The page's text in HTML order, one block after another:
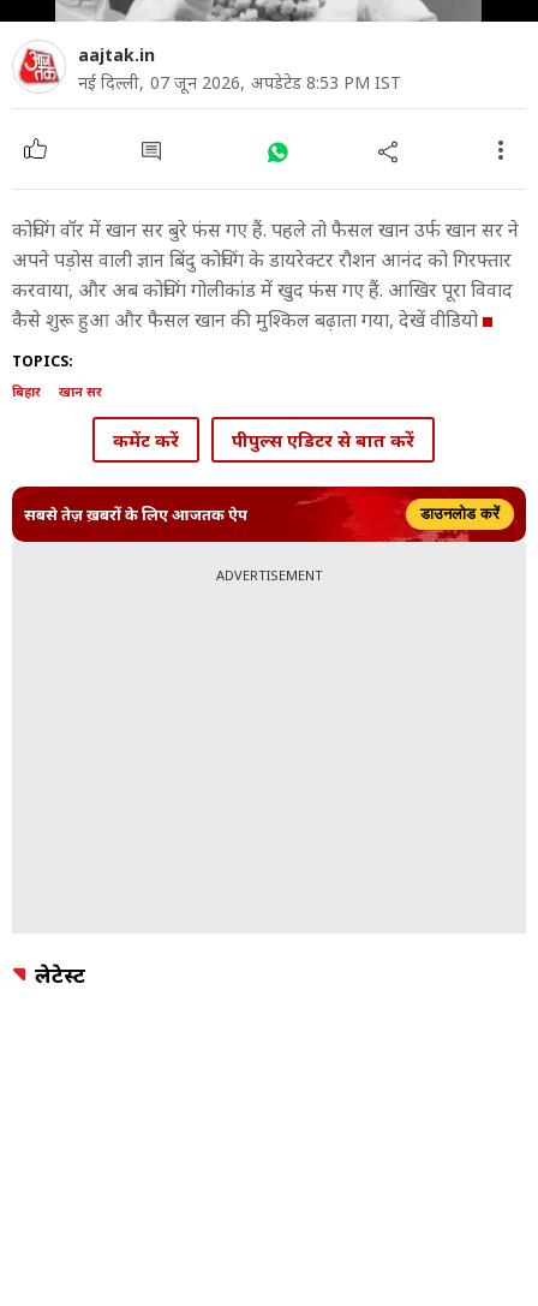
aajtak.in
नई दिल्ली, 07 जून 2026, अपडेटेड 8:53 PM IST
कोचिंग वॉर में खान सर बुरे फंस गए हैं. पहले तो फैसल खान उर्फ खान सर ने
अपने पड़ोस वाली ज्ञान बिंदु कोचिंग के डायरेक्टर रौशन आनंद को गिरफ्तार
करवाया, और अब कोचिंग गोलीकांड में खुद फंस गए हैं. आखिर पूरा विवाद
कैसे शुरू हुआ और फैसल खान की मुश्किल बढ़ाता गया, देखें वीडियो
TOPICS:
बिहार खान सर
कमेंट करें पीपुल्स एडिटर से बात करें
सबसे तेज़ ख़बरों के लिए आजतक ऐप डाउनलोड करें
ADVERTISEMENT
लेटेस्ट